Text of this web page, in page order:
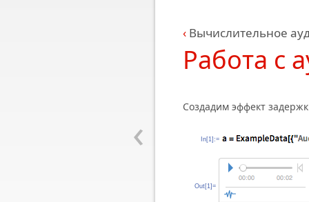
‹
Вычислительное
Работа с
Создадим эффект
In[1]:=
Out[1]=